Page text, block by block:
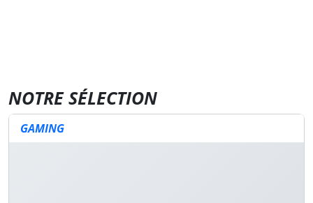
NOTRE SÉLECTION
GAMING